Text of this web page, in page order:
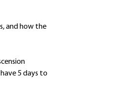
and how the
5 days to